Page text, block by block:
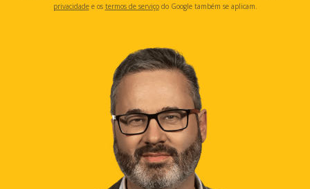
privacidadee os termos de serviçodo Google também se aplicam.